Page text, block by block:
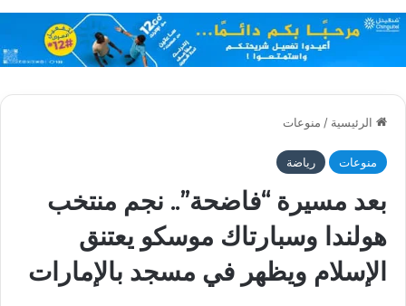
الرئيسية / منوعات
منوعات رياضة
بعد مسيرة “فاضحة”.. نجم منتخب
هولندا وسبارتاك موسكو يعتنق
الإسلام ويظهر في مسجد بالإمارات